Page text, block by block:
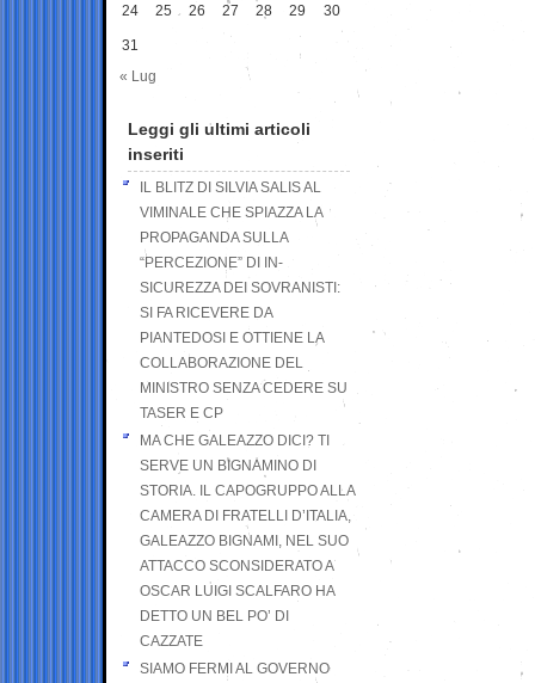
24 25 26 27 28 29 30
31
« Lug
Leggi gli ultimi articoli
inseriti
IL BLITZ DI SILVIA SALIS AL
VIMINALE CHE SPIAZZA LA
PROPAGANDA SULLA
“PERCEZIONE” DI IN-
SICUREZZA DEI SOVRANISTI:
SI FA RICEVERE DA
PIANTEDOSI E OTTIENE LA
COLLABORAZIONE DEL
MINISTRO SENZA CEDERE SU
TASER E CP
MA CHE GALEAZZO DICI? TI
SERVE UN BIGNAMINO DI
STORIA. IL CAPOGRUPPO ALLA
CAMERA DI FRATELLI D’ITALIA,
GALEAZZO BIGNAMI, NEL SUO
ATTACCO SCONSIDERATO A
OSCAR LUIGI SCALFARO HA
DETTO UN BEL PO’ DI
CAZZATE
SIAMO FERMI AL GOVERNO